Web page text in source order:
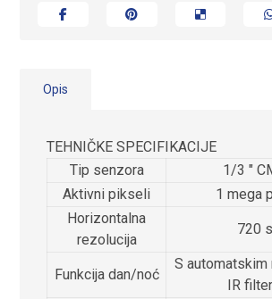
Opis
TEHNIČKE SPECIFIKACIJE
Tip senzora
1/3 ″
Aktivni pikseli
1 mega
Horizontalna
rezolucija
720
Funkcija dan/noć
S automatskim
IR